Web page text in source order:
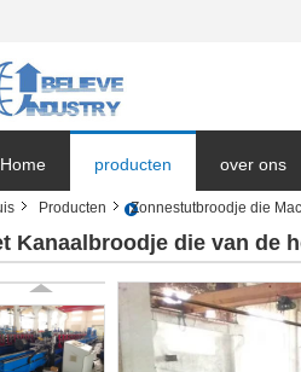
Home producten over ons
Producten Zonnestutbroodje die
Kanaalbroodje die van de